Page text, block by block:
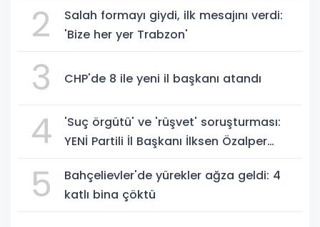
2
Salah formayı giydi, ilk mesajını verdi:
'Bize her yer Trabzon'
3 CHP'de 8 ile yeni il başkanı atandı
4
'Suç örgütü' ve 'rüşvet' soruşturması:
YENİ Partili İl Başkanı İlksen Özalper
5
Bahçelievler'de yürekler ağza geldi: 4
katlı bina çöktü